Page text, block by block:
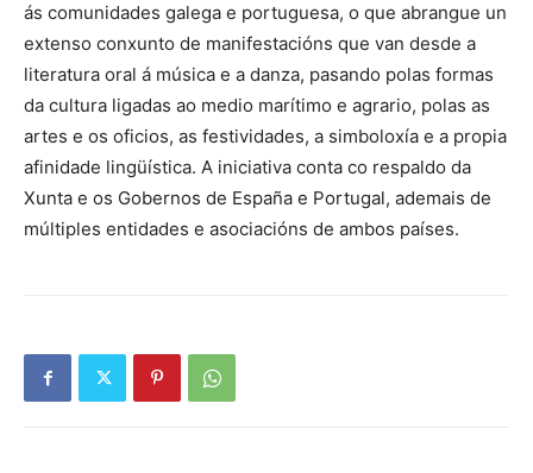
ás comunidades galega e portuguesa, o que abrangue un
extenso conxunto de manifestacións que van desde a
literatura oral á música e a danza, pasando polas formas
da cultura ligadas ao medio marítimo e agrario, polas as
artes e os oficios, as festividades, a simboloxía e a propia
afinidade lingüística. A iniciativa conta co respaldo da
Xunta e os Gobernos de España e Portugal, ademais de
múltiples entidades e asociacións de ambos países.